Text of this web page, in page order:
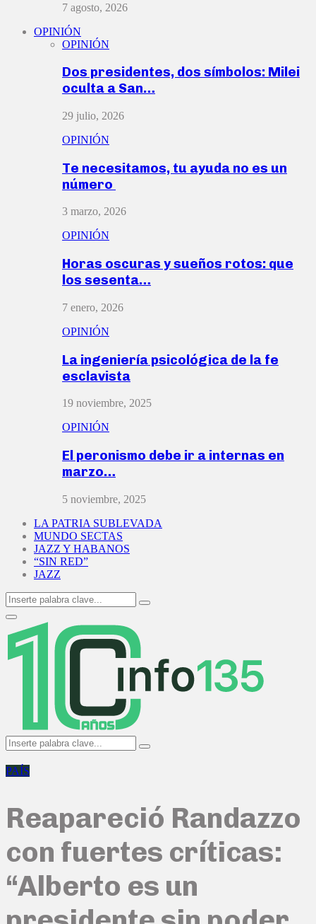
7 agosto, 2026
OPINIÓN
OPINIÓN
Dos presidentes, dos símbolos: Milei
oculta a San…
29 julio, 2026
OPINIÓN
Te necesitamos, tu ayuda no es un
número
3 marzo, 2026
OPINIÓN
Horas oscuras y sueños rotos: que
los sesenta…
7 enero, 2026
OPINIÓN
La ingeniería psicológica de la fe
esclavista
19 noviembre, 2025
OPINIÓN
El peronismo debe ir a internas en
marzo…
5 noviembre, 2025
LA PATRIA SUBLEVADA
MUNDO SECTAS
JAZZ Y HABANOS
“SIN RED”
JAZZ
Search
for:
Search
Primary
Menu
Search
for:
Search
PAÍS
Reapareció Randazzo
con fuertes críticas:
“Alberto es un